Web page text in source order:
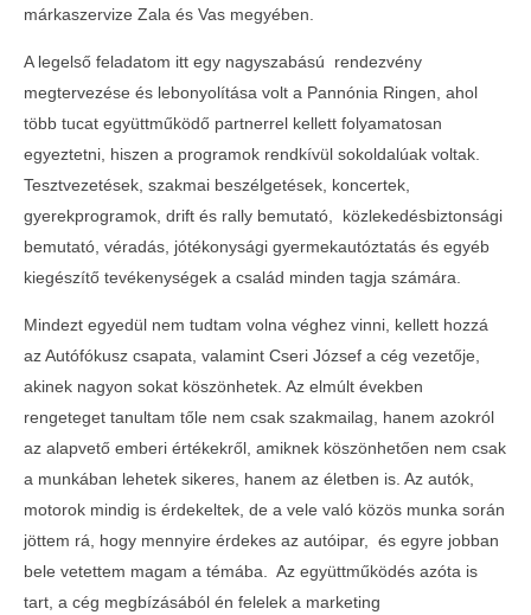
márkaszervize Zala és Vas megyében.
A legelső feladatom itt egy nagyszabású rendezvény
megtervezése és lebonyolítása volt a Pannónia Ringen, ahol
több tucat együttműködő partnerrel kellett folyamatosan
egyeztetni, hiszen a programok rendkívül sokoldalúak voltak.
Tesztvezetések, szakmai beszélgetések, koncertek,
gyerekprogramok, drift és rally bemutató, közlekedésbiztonsági
bemutató, véradás, jótékonysági gyermekautóztatás és egyéb
kiegészítő tevékenységek a család minden tagja számára.
Mindezt egyedül nem tudtam volna véghez vinni, kellett hozzá
az Autófókusz csapata, valamint Cseri József a cég vezetője,
akinek nagyon sokat köszönhetek. Az elmúlt években
rengeteget tanultam tőle nem csak szakmailag, hanem azokról
az alapvető emberi értékekről, amiknek köszönhetően nem csak
a munkában lehetek sikeres, hanem az életben is. Az autók,
motorok mindig is érdekeltek, de a vele való közös munka során
jöttem rá, hogy mennyire érdekes az autóipar, és egyre jobban
bele vetettem magam a témába. Az együttműködés azóta is
tart, a cég megbízásából én felelek a marketing